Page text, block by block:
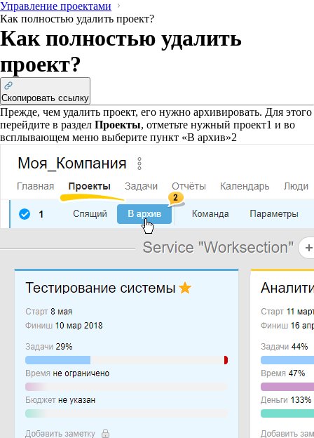
Управление проектами
Как полностью удалить проект?
Как полностью удалить
проект?
Скопировать ссылку
Прежде, чем удалить проект, его нужно архивировать. Для этого
перейдите в раздел Проекты, отметьте нужный проект1 и во
всплывающем меню выберите пункт «В архив»2